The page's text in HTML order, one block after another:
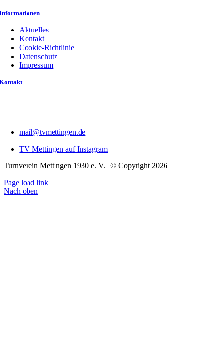
Informationen
Aktuelles
Kontakt
Cookie-Richtlinie
Datenschutz
Impressum
Kontakt
mail@tvmettingen.de
TV Mettingen auf Instagram
Turnverein Mettingen 1930 e. V. | © Copyright 2026
Page load link
Nach oben